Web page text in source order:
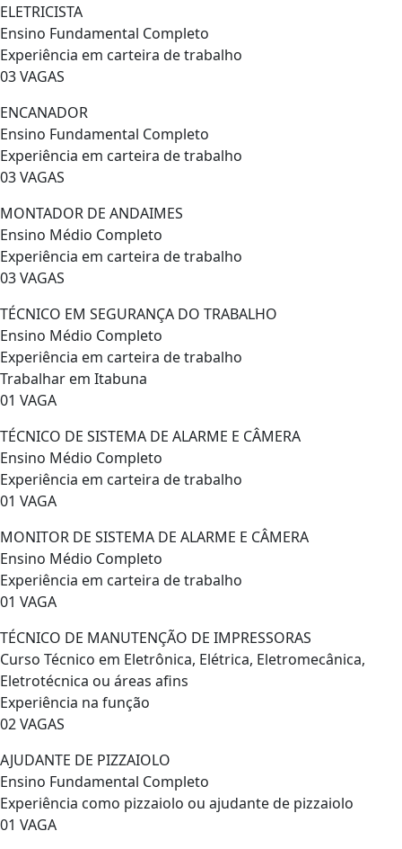
ELETRICISTA
Ensino Fundamental Completo
Experiência em carteira de trabalho
03 VAGAS
ENCANADOR
Ensino Fundamental Completo
Experiência em carteira de trabalho
03 VAGAS
MONTADOR DE ANDAIMES
Ensino Médio Completo
Experiência em carteira de trabalho
03 VAGAS
TÉCNICO EM SEGURANÇA DO TRABALHO
Ensino Médio Completo
Experiência em carteira de trabalho
Trabalhar em Itabuna
01 VAGA
TÉCNICO DE SISTEMA DE ALARME E CÂMERA
Ensino Médio Completo
Experiência em carteira de trabalho
01 VAGA
MONITOR DE SISTEMA DE ALARME E CÂMERA
Ensino Médio Completo
Experiência em carteira de trabalho
01 VAGA
TÉCNICO DE MANUTENÇÃO DE IMPRESSORAS
Curso Técnico em Eletrônica, Elétrica, Eletromecânica,
Eletrotécnica ou áreas afins
Experiência na função
02 VAGAS
AJUDANTE DE PIZZAIOLO
Ensino Fundamental Completo
Experiência como pizzaiolo ou ajudante de pizzaiolo
01 VAGA